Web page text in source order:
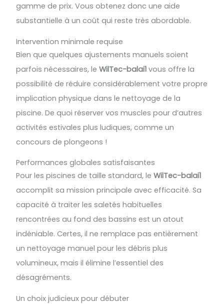
gamme de prix. Vous obtenez donc une aide
substantielle à un coût qui reste très abordable.
Intervention minimale requise
Bien que quelques ajustements manuels soient
parfois nécessaires, leWilTec-balai1 vous offre la
possibilité de réduire considérablement votre propre
implication physique dans le nettoyage de la
piscine. De quoi réserver vos muscles pour d’autres
activités estivales plus ludiques, comme un
concours de plongeons !
Performances globales satisfaisantes
Pour les piscines de taille standard, leWilTec-balai1
accomplit sa mission principale avec efficacité. Sa
capacité à traiter les saletés habituelles
rencontrées au fond des bassins est un atout
indéniable. Certes, il ne remplace pas entièrement
un nettoyage manuel pour les débris plus
volumineux, mais il élimine l’essentiel des
désagréments.
Un choix judicieux pour débuter